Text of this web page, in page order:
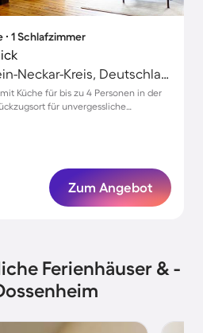
∙ 1 Schlafzimmer
Dossenheim, Rhein-Neckar-Kreis, Deutschland
Küche für bis zu 4 Personen in der
für unvergessliche
Zum Angebot
Ferienhäuser & -